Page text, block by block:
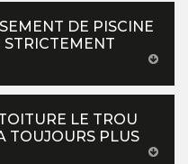
DE PISCINE
STRICTEMENT
LE TROU
TOUJOURS PLUS